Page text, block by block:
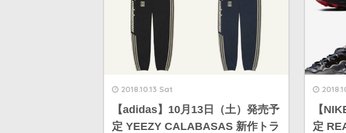
2018.10.13 Sat
【adidas】10月13日（土）発売予
定 YEEZY CALABASAS 新作トラ
【
定